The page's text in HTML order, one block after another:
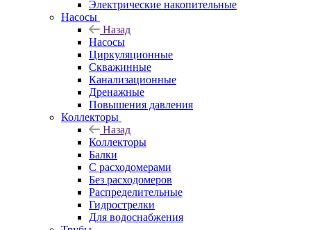
Электрические накопительные
Насосы
Назад
Насосы
Циркуляционные
Скважинные
Канализационные
Дренажные
Повышения давления
Коллекторы
Назад
Коллекторы
Балки
С расходомерами
Без расходомеров
Распределительные
Гидрострелки
Для водоснабжения